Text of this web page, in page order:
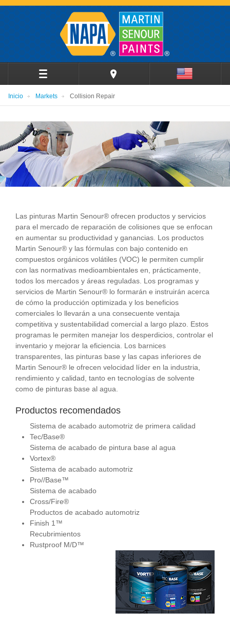
Inicio Markets Collision Repair
Las pinturas Martin Senour® ofrecen productos y servicios
para el mercado de reparación de colisiones que se enfocan
en aumentar su productividad y ganancias. Los productos
Martin Senour® y las fórmulas con bajo contenido en
compuestos orgánicos volátiles (VOC) le permiten cumplir
con las normativas medioambientales en, prácticamente,
todos los mercados y áreas reguladas. Los programas y
servicios de Martin Senour® lo formarán e instruirán acerca
de cómo la producción optimizada y los beneficios
comerciales lo llevarán a una consecuente ventaja
competitiva y sustentabilidad comercial a largo plazo. Estos
programas le permiten manejar los desperdicios, controlar el
inventario y mejorar la eficiencia. Los barnices
transparentes, las pinturas base y las capas inferiores de
Martin Senour® le ofrecen velocidad líder en la industria,
rendimiento y calidad, tanto en tecnologías de solvente
como de pinturas base al agua.
Productos recomendados
Sistema de acabado automotriz de primera calidad
Tec/Base®
Sistema de acabado de pintura base al agua
Vortex®
Sistema de acabado automotriz
Pro//Base™
Sistema de acabado
Cross/Fire®
Productos de acabado automotriz
Finish 1™
Recubrimientos
Rustproof M/D™